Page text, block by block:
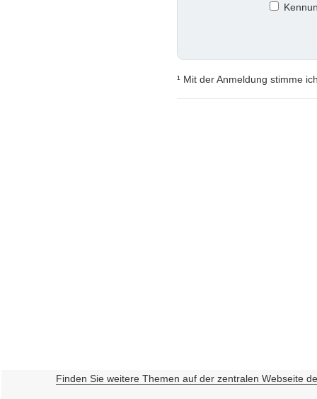
¹ Mit der Anmeldung stimme
Finden Sie weitere Themen auf der zentralen Webseite